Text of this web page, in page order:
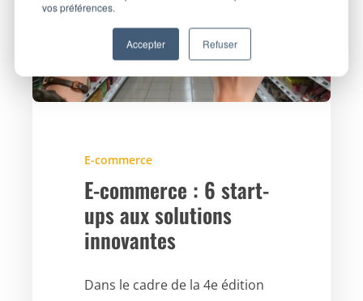
vos préférences.
Accepter Refuser
E-commerce
E-commerce : 6 start-
ups aux solutions
innovantes
Dans le cadre de la 4e édition